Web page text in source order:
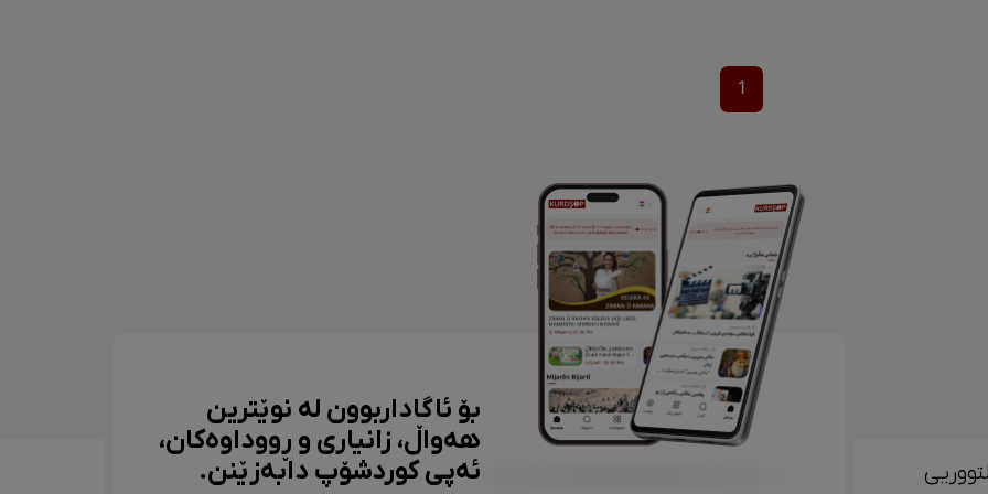
1
بۆ ئاگاداربوون لە نوێترین
هەواڵ، زانیاری و ڕووداوەکان،
ئەپی کوردشۆپ دابەزێنن.